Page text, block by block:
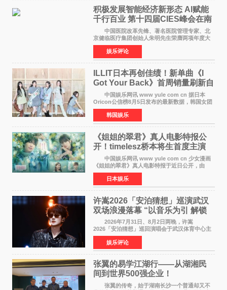
积极发展智能经济新形态 Al赋能
千行百业 第十四届CIES峰会在南
京盛大召开
中国医院改革先锋、著名医院管理专家、北
京健临医疗集团创始人朱明先生荣膺两项年度大
奖 2026年7月31日，盛夏金陵，长江之畔，
以重落地·真务实·强链接为主题的2026&lsquo;人
工智能+&rsquo
娱乐评论
ILLIT日本再创佳绩！新单曲《I
Got Your Back》首周销量刷新自
身纪录
中国娱乐网讯 www yule com cn 据日本
Oricon公信榜8月5日发布的最新数据，韩国女团
ILLIT在日本发行的第二张单曲《I Got Your
Back》首周销量达到71,009张，成功跻身最新一
期周单曲排行
韩国娱乐
《姐姐的翠君》真人电影特报公
开！timelesz桥本将生首度主演
12月4日上映
中国娱乐网讯 www yule com cn 少女漫画
《姐姐的翠君》真人电影特报于近日公开，由
timelesz成员桥本将生担任主演，这也是他首次
担任电影主演，引发高度关注。 女高中生咲
苗翠（中岛瑠菜
日本娱乐
许嵩2026「安泊猜想」巡演武汉
双场浪漫落幕 “以音乐为引 解锁
江城记忆”
2026年7月31日、8月2日两晚，许嵩
2026「安泊猜想」巡回演唱会于武汉体育中心主
体育场盛大开唱。许嵩与数万歌迷在此相聚，从
浪漫惬意的舞台设计到充满诚意与惊喜的现场互
动，共同开启了一场关于
娱乐评论
张翼的易学江湖行——从湖湘民
间到世界500强企业！
张翼的传奇，始于湖南长沙一个普通却又不